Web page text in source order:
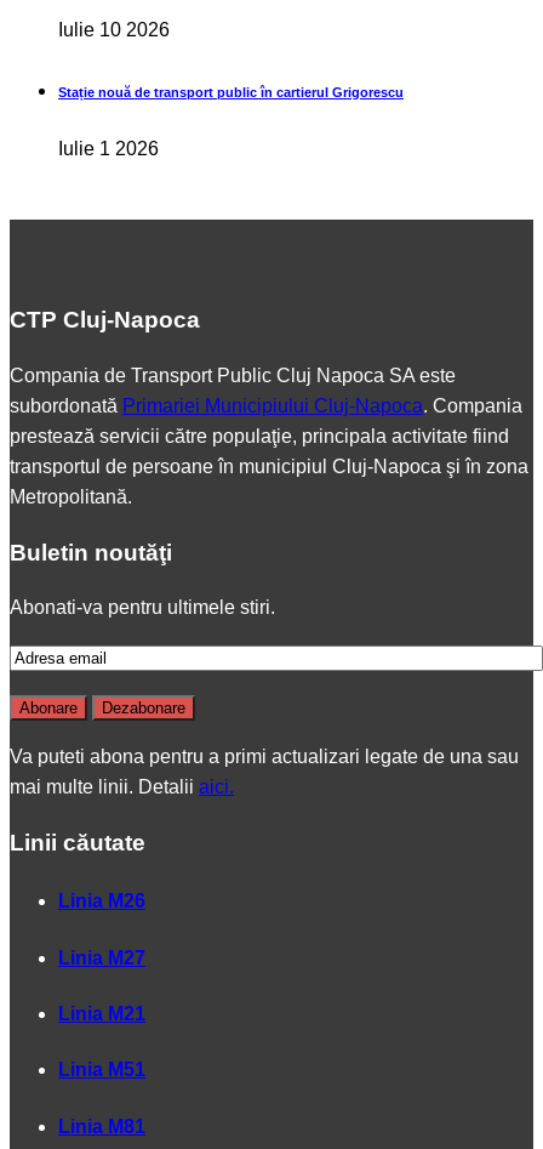
Iulie 10 2026
Stație nouă de transport public în cartierul Grigorescu
Iulie 1 2026
CTP Cluj-Napoca
Compania de Transport Public Cluj Napoca SA este
subordonată Primariei Municipiului Cluj-Napoca. Compania
prestează servicii către populaţie, principala activitate fiind
transportul de persoane în municipiul Cluj-Napoca şi în zona
Metropolitană.
Buletin noutăţi
Abonati-va pentru ultimele stiri.
Va puteti abona pentru a primi actualizari legate de una sau
mai multe linii. Detalii aici.
Linii căutate
Linia M26
Linia M27
Linia M21
Linia M51
Linia M81